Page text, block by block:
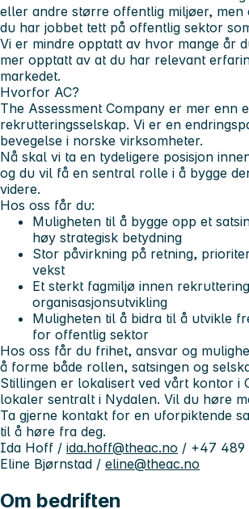
eller andre større offentlig miljøer, men
du har jobbet tett på offentlig sektor
Vi er mindre opptatt av hvor mange år
mer opptatt av at du har relevant
markedet.
Hvorfor AC?
The Assessment Company er mer enn
rekrutteringsselskap. Vi er en
bevegelse i norske virksomheter.
Nå skal vi ta en tydeligere posisjon
og du vil få en sentral rolle i å bygge
videre.
Hos oss får du:
Muligheten til å bygge opp et
høy strategisk betydning
Stor påvirkning på retning,
vekst
Et sterkt fagmiljø innen
organisasjonsutvikling
Muligheten til å bidra til å utvikle
for offentlig sektor
Hos oss får du frihet, ansvar og
å forme både rollen, satsingen og
Stillingen er lokalisert ved vårt kontor i
lokaler sentralt i Nydalen. Vil du høre
Ta gjerne kontakt for en uforpiktende
til å høre fra deg.
Ida Hoff / ida.hoff@theac.no / +47 489
Eline Bjørnstad / eline@theac.no
Om bedriften